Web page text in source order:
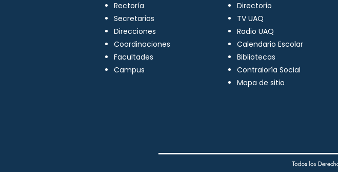
Rectoría
Secretarios
Direcciones
Coordinaciones
Facultades
Campus
Directorio
TV UAQ
Radio UAQ
Calendario Escolar
Bibliotecas
Contraloría Social
Mapa de sitio